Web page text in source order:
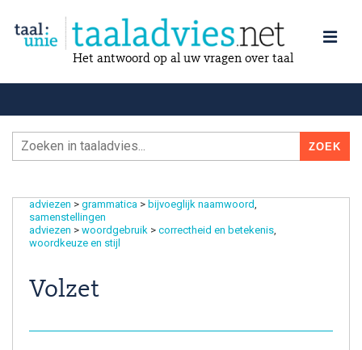
Het antwoord op al uw vragen over taal
adviezen > grammatica > bijvoeglijk naamwoord
samenstellingen
adviezen > woordgebruik > correctheid en betekenis
woordkeuze en stijl
Volzet